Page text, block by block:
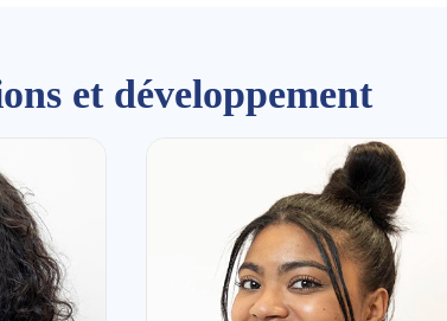
et développement